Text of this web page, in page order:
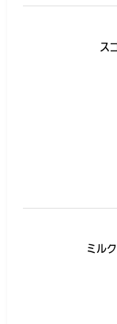
ス
ミル